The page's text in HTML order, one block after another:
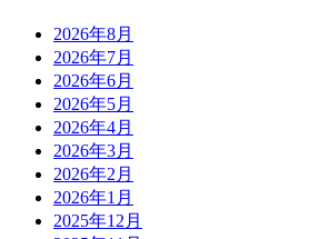
2026年8月
2026年7月
2026年6月
2026年5月
2026年4月
2026年3月
2026年2月
2026年1月
2025年12月